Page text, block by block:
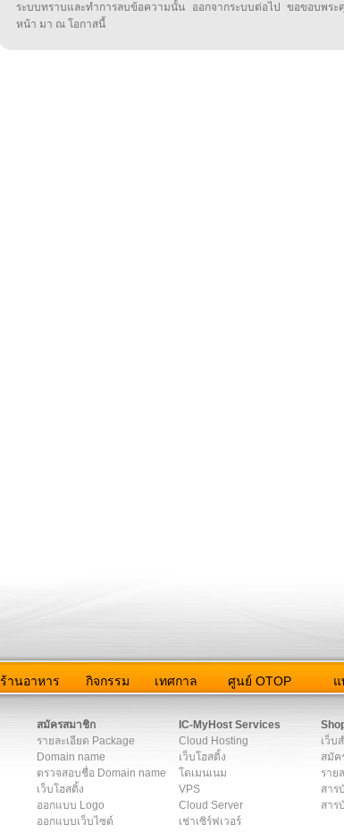
ระบบทราบและทำการลบข้อความนั้น ออกจากระบบต่อไป ขอขอบพระ
หน้า มา ณ โอกาสนี้
ร้านอาหาร กิจกรรม เทศกาล ศูนย์ OTOP แ
สมัครสมาชิก
รายละเอียด Package
Domain name
ตรวจสอบชื่อ Domain name
เว็บโฮสติ้ง
ออกแบบ Logo
ออกแบบเว็บไซต์
IC-MyHost Services
Cloud Hosting
เว็บโฮสติ้ง
โดเมนเนม
VPS
Cloud Server
เช่าเซิร์ฟเวอร์
เว็บ
สมัค
ราย
สาร
สาร